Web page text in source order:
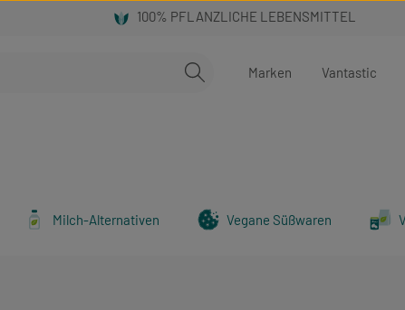
Marken
Vantastic
Milch-Alternativen Vegane Süßwaren